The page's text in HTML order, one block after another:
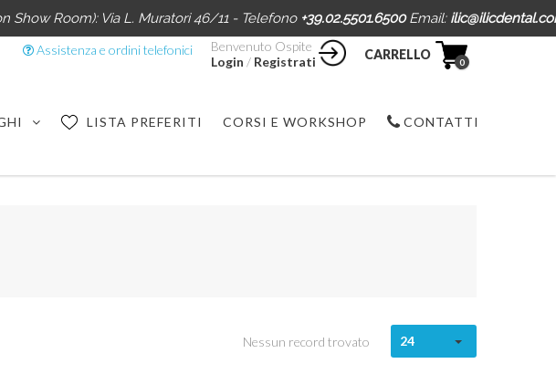
Show Room): Via L. Muratori 46/11 - Telefono +39.02.5501.6500Email:
0
CARRELLO
Benvenuto Ospite
Login / Registrati
Assistenza e ordini telefonici
LISTA PREFERITI CORSI E WORKSHOP CONTATTI
Nessun record trovato 24